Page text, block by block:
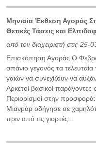
Μηνιαία Έκθεση Αγοράς
Θετικές Τάσεις και
από τον διαχειριστή στις 25-
Επισκόπηση Αγοράς Ο
σπάνιο γεγονός τα
γαιών να συνεχίζουν να
Αρκετοί βασικοί
Περιορισμοί στην
Μιανμάρ οδήγησε σε
πριν από τις γιορτές...